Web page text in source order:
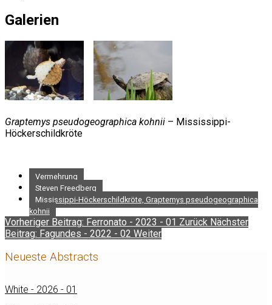
Galerien
Graptemys pseudogeographica kohnii – Mississippi-
Höckerschildkröte
Vermehrung
Steven Freedberg
Mississippi-Höckerschildkröte, Graptemys pseudogeographica
kohnii
Vorheriger Beitrag: Ferronato - 2023 - 01 Zurück Nächster
Beitrag: Fagundes - 2022 - 02 Weiter
Neueste Abstracts
White - 2026 - 01